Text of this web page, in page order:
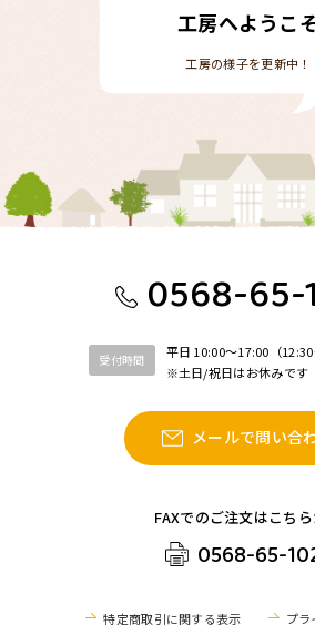
工房へようこ
工房の様子を更新中！
0568-65-
受付時間
平日 10:00〜17:00（12:30
※土日/祝日はお休みです
メールで問い合
FAXでのご注文はこち
0568-65-
特定商取引に関する表示 プラ